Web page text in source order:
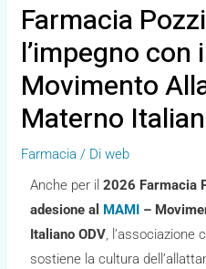
Farmacia
l’impegno con
Movimento
Materno
Farmacia / Diweb
Anche per il2026 Farmacia
adesione al MAMI –
Italiano ODV, l’associazione
sostiene la cultura